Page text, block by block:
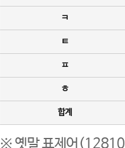
ㅋ
ㅌ
ㅍ
ㅎ
합계
※ 옛말 표제어(12810